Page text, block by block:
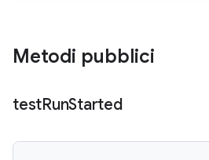
Metodi pubblici
testRunStarted